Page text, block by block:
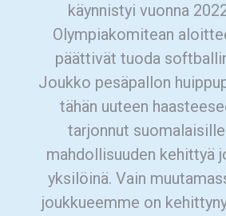
käynnistyi vuonna
Olympiakomitean
päättivät tuoda
Joukko pesäpallon
tähän uuteen
tarjonnut
mahdollisuuden kehittyä
yksilöinä. Vain
joukkueemme on